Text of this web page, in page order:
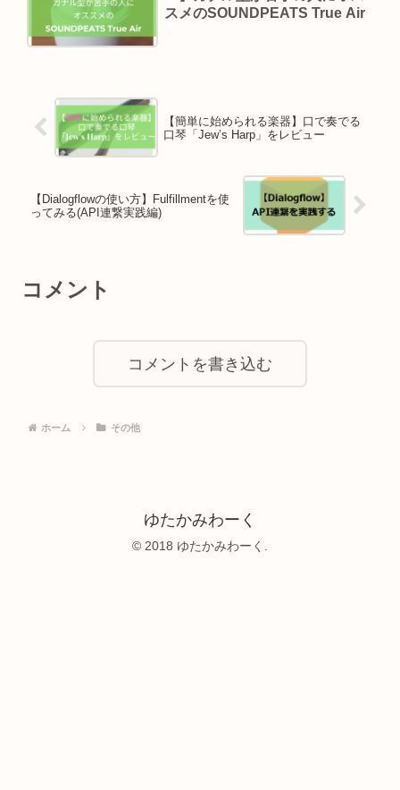
スメのSOUNDPEATS True Air
【簡単に始められる楽器】口で奏でる
口琴「Jew’s Harp」をレビュー
【Dialogflowの使い方】Fulfillmentを使
ってみる(API連繋実践編)
コメント
コメントを書き込む
ホーム その他
ゆたかみわーく
© 2018 ゆたかみわーく.